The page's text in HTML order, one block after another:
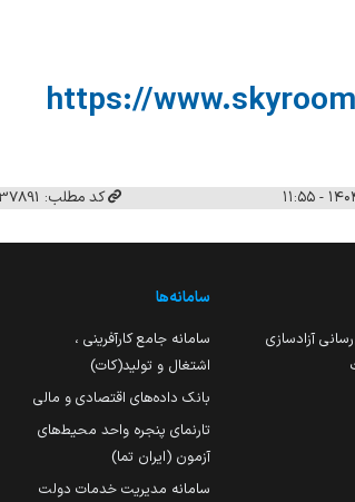
https://
کد مطلب: 737891
آزادسازی
سامانه‌ها
سامانه جامع کارآفرینی ،
اشتغال و تولید(کات)
بانک داده‌های اقتصادی و مالی
تارنمای پنجره واحد محیط‌های
آزمون (ایران تما)
سامانه مدیریت خدمات دولت